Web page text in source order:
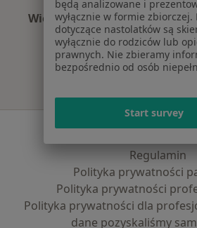
Więcej (11)
Więcej w kategorii:
Serwis
Regulamin
Polityka prywatności
Polityka prywatności
Polityka prywatności dla
dane pozyskaliśmy
będą analizowane i
wyłącznie w formie zbiorczej.
dotyczące nastolatków są
wyłącznie do rodziców lub
prawnych. Nie zbieramy
bezpośrednio od osób
Start survey